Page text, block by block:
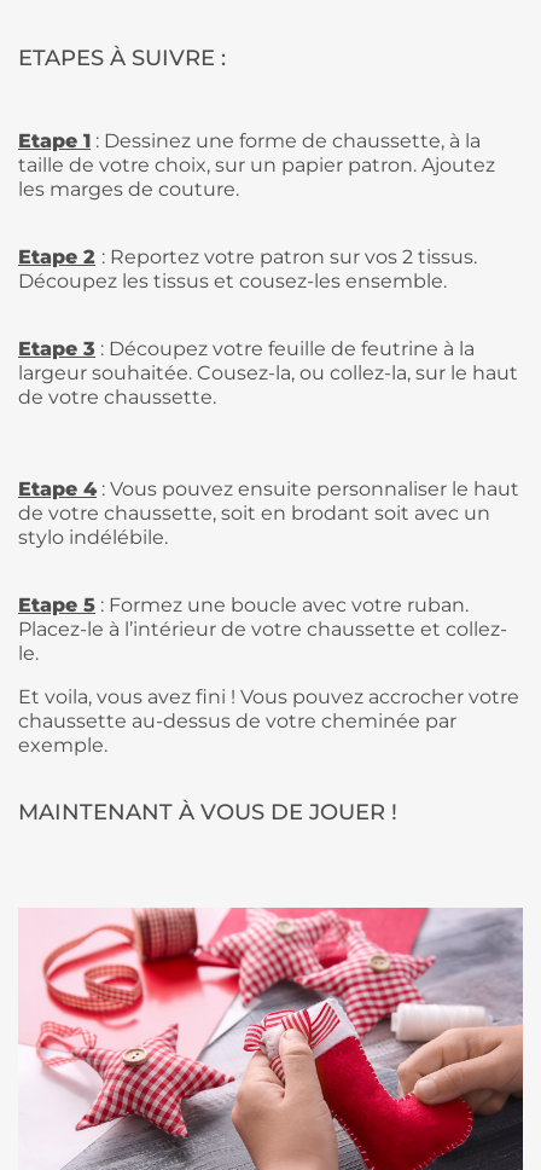
ETAPES À SUIVRE :
Etape 1 : Dessinez une forme de chaussette, à la
taille de votre choix, sur un papier patron. Ajoutez
les marges de couture.
Etape 2 : Reportez votre patron sur vos 2 tissus.
Découpez les tissus et cousez-les ensemble.
Etape 3 : Découpez votre feuille de feutrine à la
largeur souhaitée. Cousez-la, ou collez-la, sur le haut
de votre chaussette.
Etape 4 : Vous pouvez ensuite personnaliser le haut
de votre chaussette, soit en brodant soit avec un
stylo indélébile.
Etape 5 : Formez une boucle avec votre ruban.
Placez-le à l’intérieur de votre chaussette et collez-
le.
Et voila, vous avez fini ! Vous pouvez accrocher votre
chaussette au-dessus de votre cheminée par
exemple.
MAINTENANT À VOUS DE JOUER !